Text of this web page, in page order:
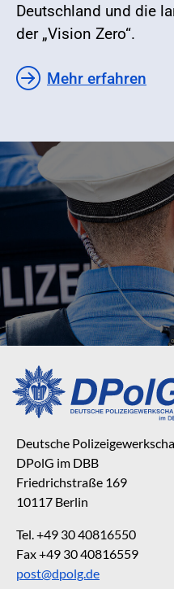
Deutschland und die
der „Vision Zero“.
Mehr erfahren
Deutsche
DPolG im DBB
Friedrichstraße 169
10117 Berlin
Tel. +49 30 40816550
Fax +49 30 40816559
post@dpolg.de